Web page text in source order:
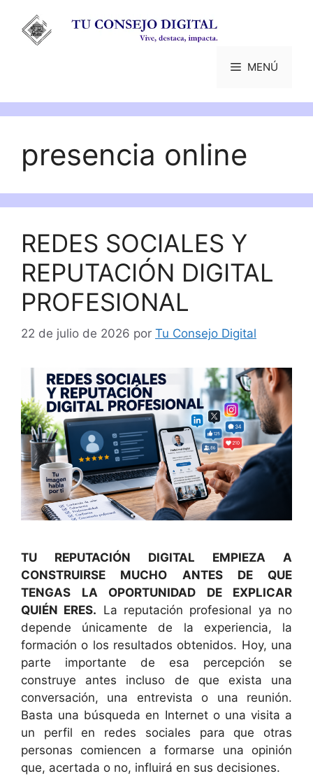
contenido
MENÚ
presencia online
REDES SOCIALES Y
REPUTACIÓN DIGITAL
PROFESIONAL
22 de julio de 2026 por Tu Consejo Digital
TU REPUTACIÓN DIGITAL EMPIEZA A
CONSTRUIRSE MUCHO ANTES DE QUE
TENGAS LA OPORTUNIDAD DE EXPLICAR
QUIÉN ERES. La reputación profesional ya no
depende únicamente de la experiencia, la
formación o los resultados obtenidos. Hoy, una
parte importante de esa percepción se
construye antes incluso de que exista una
conversación, una entrevista o una reunión.
Basta una búsqueda en Internet o una visita a
un perfil en redes sociales para que otras
personas comiencen a formarse una opinión
que, acertada o no, influirá en sus decisiones.